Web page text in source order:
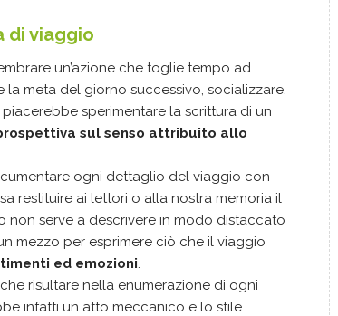
di viaggio
un’azione che toglie tempo ad
meta del giorno successivo, socializzare,
sperimentare la scrittura di un
sul senso attribuito allo
ogni dettaglio del viaggio con
restituire ai lettori o alla nostra memoria il
non serve a descrivere in modo distaccato
mezzo per esprimere ciò che il viaggio
ed emozioni.
risultare nella enumerazione di ogni
infatti un atto meccanico e lo stile